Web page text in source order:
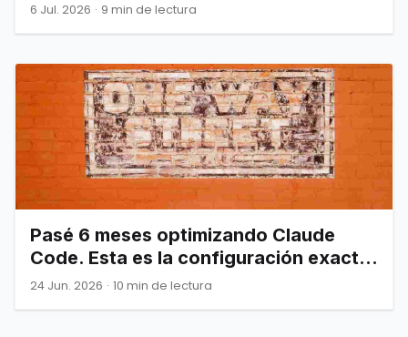
6 Jul. 2026 · 9 min de lectura
Pasé 6 meses optimizando Claude
Code. Esta es la configuración exacta
que por fin funcionó.
24 Jun. 2026 · 10 min de lectura